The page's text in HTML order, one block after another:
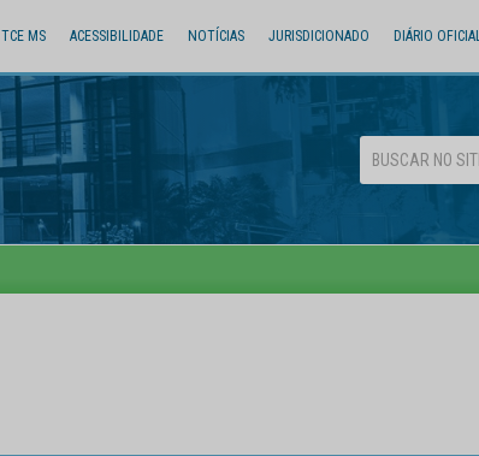
MS ACESSIBILIDADE NOTÍCIAS JURISDICIONADO DIÁRIO OFICIAL